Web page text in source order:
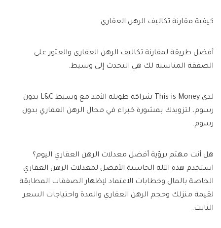
كيفية مقارنة تكاليف الرهن العقاري
أفضل طريقة لمقارنة تكاليف الرهن العقاري والعثور على
الصفقة المناسبة لك هي التحدث إلى وسيط.
لدى This is Money شراكة طويلة الأمد مع وسيط L&C بدون
رسوم، لتزويدك بمشورة خبراء في مجال الرهن العقاري بدون
رسوم.
هل أنت مهتم برؤية أفضل معدلات الرهن العقاري اليوم؟
استخدم هذه الآلة الحاسبة الأفضل لمعدلات الرهن العقاري
الخاصة بالمال وخطابات الاعتماد لإظهار الصفقات المطابقة
لقيمة منزلك وحجم الرهن العقاري والمدة واحتياجات السعر
الثابت.